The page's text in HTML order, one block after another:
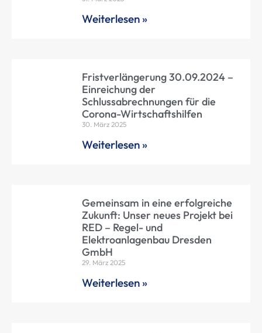
Weiterlesen »
Fristverlängerung 30.09.2024 –
Einreichung der
Schlussabrechnungen für die
Corona-Wirtschaftshilfen
30. März 2025
Weiterlesen »
Gemeinsam in eine erfolgreiche
Zukunft: Unser neues Projekt bei
RED – Regel- und
Elektroanlagenbau Dresden
GmbH
29. März 2025
Weiterlesen »